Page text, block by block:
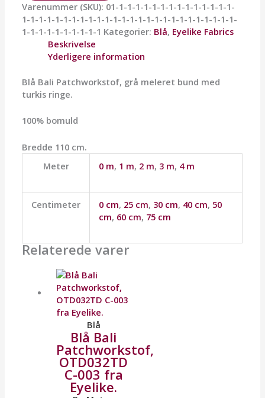
Varenummer (SKU): 01-1-1-1-1-1-1-1-1-1-1-1-1-1-1-
1-1-1-1-1-1-1-1-1-1-1-1-1-1-1-1-1-1-1-1-1-1-1-1-1-1-
1-1-1-1-1-1-1-1-1-1 Kategorier: Blå, Eyelike Fabrics
Beskrivelse
Yderligere information
Blå Bali Patchworkstof, grå meleret bund med
turkis ringe.
100% bomuld
Bredde 110 cm.
Meter
0 m, 1 m, 2 m, 3 m, 4 m
Centimeter 0 cm, 25 cm, 30 cm, 40 cm, 50
cm, 60 cm, 75 cm
Relaterede varer
Blå
Blå Bali
Patchworkstof,
OTD032TD
C-003 fra
Eyelike.